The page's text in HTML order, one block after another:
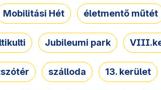
Mobilitási Hét életmentő műtét
Jubileumi park
szálloda 13. kerület